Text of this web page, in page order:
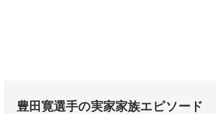
豊田寛選手の実家家族エピソード